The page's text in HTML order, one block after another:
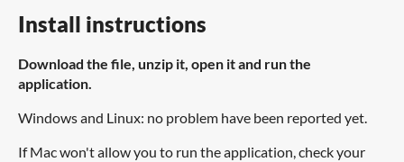
Install instructions
Download the file, unzip it, open it and run the
application.
Windows and Linux: no problem have been reported yet.
If Mac won't allow you to run the application, check your